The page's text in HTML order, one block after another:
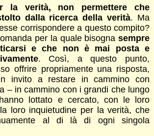
la verità, non permettere che
dalla ricerca della verità. Ma
corrispondere a questo compito?
per la quale bisognasempre
e che non è mai posta e
. Così, a questo punto,
offrire propriamente una risposta,
invito a restare in cammino con
– in cammino con i grandi che lungo
lottato e cercato, con le loro
loro inquietudine per la verità, che
al di là di ogni singola